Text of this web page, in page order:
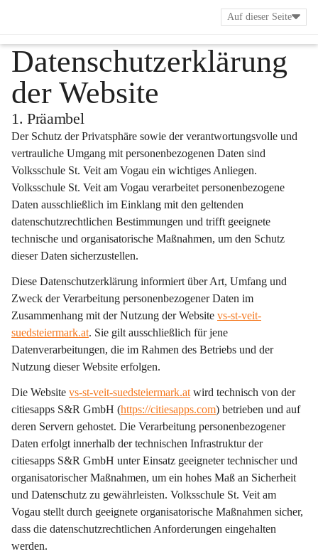
Auf dieser Seite
Datenschutzerklärung
der Website
1. Präambel
Der Schutz der Privatsphäre sowie der verantwortungsvolle und
vertrauliche Umgang mit personenbezogenen Daten sind
Volksschule St. Veit am Vogau ein wichtiges Anliegen.
Volksschule St. Veit am Vogau verarbeitet personenbezogene
Daten ausschließlich im Einklang mit den geltenden
datenschutzrechtlichen Bestimmungen und trifft geeignete
technische und organisatorische Maßnahmen, um den Schutz
dieser Daten sicherzustellen.
Diese Datenschutzerklärung informiert über Art, Umfang und
Zweck der Verarbeitung personenbezogener Daten im
Zusammenhang mit der Nutzung der Website vs-st-veit-
suedsteiermark.at. Sie gilt ausschließlich für jene
Datenverarbeitungen, die im Rahmen des Betriebs und der
Nutzung dieser Website erfolgen.
Die Website vs-st-veit-suedsteiermark.at wird technisch von der
citiesapps S&R GmbH (https://citiesapps.com) betrieben und auf
deren Servern gehostet. Die Verarbeitung personenbezogener
Daten erfolgt innerhalb der technischen Infrastruktur der
citiesapps S&R GmbH unter Einsatz geeigneter technischer und
organisatorischer Maßnahmen, um ein hohes Maß an Sicherheit
und Datenschutz zu gewährleisten. Volksschule St. Veit am
Vogau stellt durch geeignete organisatorische Maßnahmen sicher,
dass die datenschutzrechtlichen Anforderungen eingehalten
werden.